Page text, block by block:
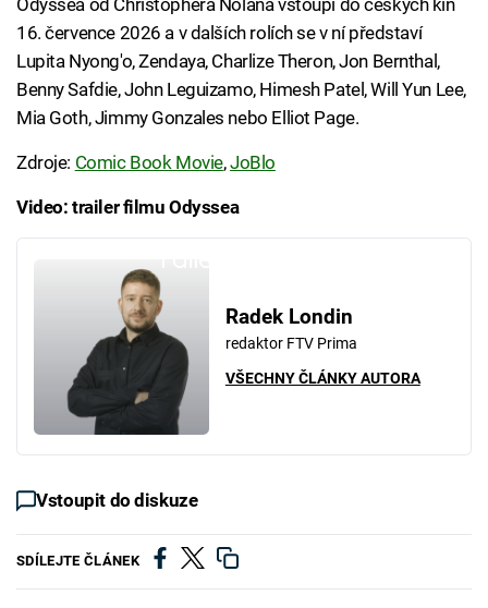
16. července 2026 a v dalších rolích se v ní představí
Lupita Nyong'o, Zendaya, Charlize Theron, Jon Bernthal,
Benny Safdie, John Leguizamo, Himesh Patel, Will Yun Lee,
Mia Goth, Jimmy Gonzales nebo Elliot Page.
Zdroje: Comic Book Movie,JoBlo
Video: trailer filmu Odyssea
Radek Londin
redaktor FTV Prima
VŠECHNY ČLÁNKY AUTORA
Vstoupit do diskuze
SDÍLEJTE ČLÁNEK